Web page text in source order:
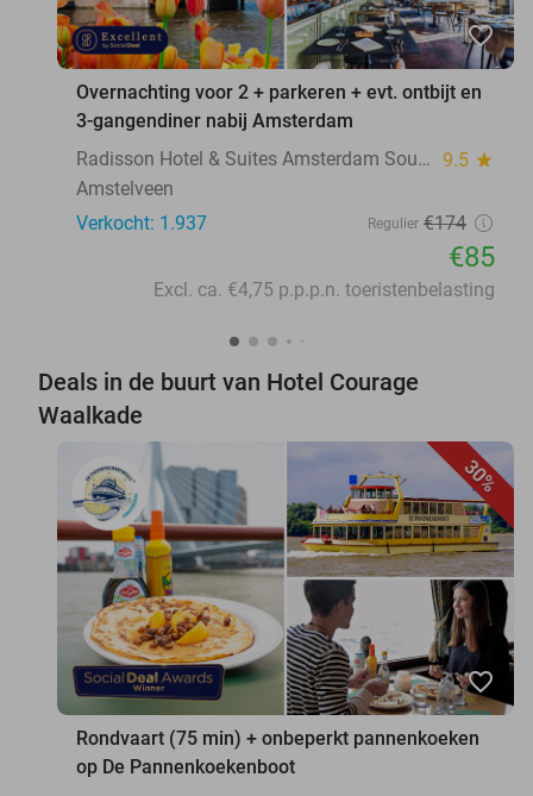
favorite_border
Overnachting voor 2 + parkeren + evt. ontbijt en
3-gangendiner nabij Amsterdam
Radisson Hotel & Suites Amsterdam South 9.5 star
Amstelveen
Verkocht: 1.937
Regulier €174
€85
Excl. ca. €4,75 p.p.p.n. toeristenbelasting
Deals in de buurt van Hotel Courage
Waalkade
30%
favorite_border
Rondvaart (75 min) + onbeperkt pannenkoeken
op De Pannenkoekenboot